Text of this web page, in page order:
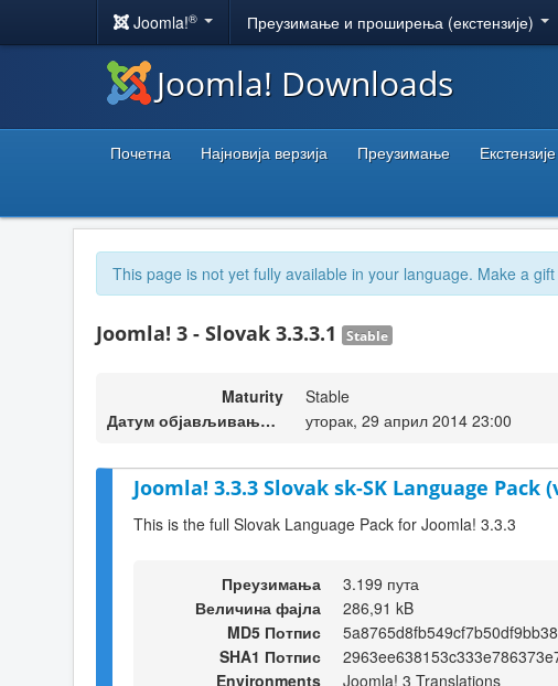
Joomla!® Преузимање и проширења (екстензије)
Joomla! Downloads
Почетна Најновија верзија Преузимање
This page is not yet fully available in your language. Make a
Joomla! 3 - Slovak 3.3.3.1 Stable
Maturity
Stable
Датум објављивања верзије
уторак, 29 април 2014 23:00
Joomla! 3.3.3 Slovak sk-SK Language Pack
This is the full Slovak Language Pack for Joomla! 3.3.3
Преузимања
3.199 пута
Величина фајла
286,91 kB
MD5 Потпис
SHA1 Потпис
Environments
Joomla! 3 Translations